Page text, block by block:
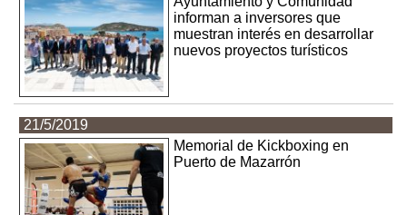
informan a inversores que
muestran interés en desarrollar
nuevos proyectos turísticos
21/5/2019
Memorial de Kickboxing en
Puerto de Mazarrón